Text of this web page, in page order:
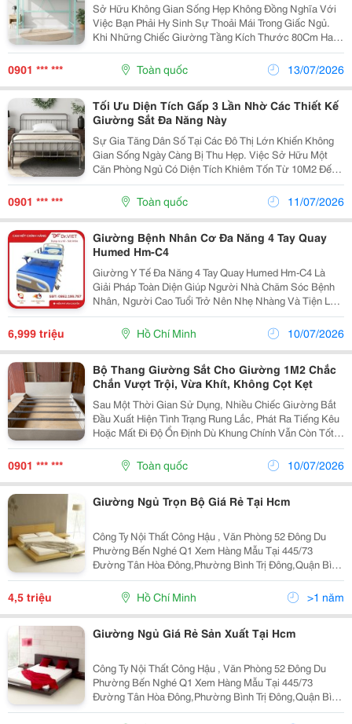
Sở Hữu Không Gian Sống Hẹp Không Đồng Nghĩa Với
Việc Bạn Phải Hy Sinh Sự Thoải Mái Trong Giấc Ngủ.
Khi Những Chiếc Giường Tầng Kích Thước 80Cm Hay
90Cm Tỏ Ra Quá Chật Chội Đối Với Người Trưởng
Thành Hoặc Các Bé Đang Tuổi Phát Triển, Giường Tầng
0901 *** *** Toàn quốc 13/07/2026
Tối Ưu Diện Tích Gấp 3 Lần Nhờ Các Thiết Kế
Giường Sắt Đa Năng Này
Sự Gia Tăng Dân Số Tại Các Đô Thị Lớn Khiến Không
Gian Sống Ngày Càng Bị Thu Hẹp. Việc Sở Hữu Một
Căn Phòng Ngủ Có Diện Tích Khiêm Tốn Từ 10M2 Đến
15M2 Đòi Hỏi Gia Chủ Phải Biết Cách Bài Trí Nội Thất
Một Cách Khéo Léo. Thay Vì Sử Dụng Những Chiếc...
0901 *** *** Toàn quốc 11/07/2026
Giường Bệnh Nhân Cơ Đa Năng 4 Tay Quay
Humed Hm-C4
Giường Y Tế Đa Năng 4 Tay Quay Humed Hm-C4 Là
Giải Pháp Toàn Diện Giúp Người Nhà Chăm Sóc Bệnh
Nhân, Người Cao Tuổi Trở Nên Nhẹ Nhàng Và Tiện Lợi
Hơn. Với Thiết Kế Chắc Chắn, Tích Hợp Các Tính Năng
Cao Cấp Như Bô Vệ Sinh, Chậu Gội Đầu Và Lật
Nghiêng,...
6,999 triệu Hồ Chí Minh 10/07/2026
Bộ Thang Giường Sắt Cho Giường 1M2 Chắc
Chắn Vượt Trội, Vừa Khít, Không Cọt Kẹt
Sau Một Thời Gian Sử Dụng, Nhiều Chiếc Giường Bắt
Đầu Xuất Hiện Tình Trạng Rung Lắc, Phát Ra Tiếng Kêu
Hoặc Mất Đi Độ Ổn Định Dù Khung Chính Vẫn Còn Tốt.
Nguyên Nhân Đôi Khi Không Nằm Ở Toàn Bộ Chiếc
Giường Mà Đến Từ Các Chi Tiết Liên Kết Đã Xuống...
0901 *** *** Toàn quốc 10/07/2026
Giường Ngủ Trọn Bộ Giá Rẻ Tại Hcm
Công Ty Nội Thất Công Hậu , Văn Phòng 52 Đông Du
Phường Bến Nghé Q1 Xem Hàng Mẫu Tại 445/73
Đường Tân Hòa Đông,Phường Bình Trị Đông,Quận Bình
Tân Tp Hồ Chí Minh Xưởng Sản Xuất 52A Nguyễn Thái
Bình F12 Qtb Imail;Conghaufurniture@Gmail.com Lh
090666014
4,5 triệu Hồ Chí Minh >1 năm
Giường Ngủ Giá Rẻ Sản Xuất Tại Hcm
Công Ty Nội Thất Công Hậu , Văn Phòng 52 Đông Du
Phường Bến Nghé Q1 Xem Hàng Mẫu Tại 445/73
Đường Tân Hòa Đông,Phường Bình Trị Đông,Quận Bình
Tân Tp Hồ Chí Minh Xưởng Sản Xuất 52A Nguyễn Thái